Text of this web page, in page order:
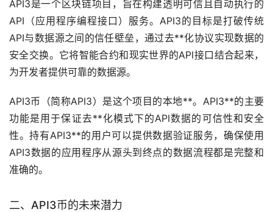
API3是一个区块链项目，旨在构建透明可信且自动执行的
API（应用程序编程接口）服务。API3的目标是打破传统
API与数据源之间的信任壁垒，通过去**化协议实现数据的
安全交换。它将智能合约和现实世界的API接口结合起来，
为开发者提供可靠的数据源。
API3币（简称API3）是这个项目的本地**。API3**的主要
功能是用于保证去**化模式下的API数据的可信性和安全
性。持有API3**的用户可以提供数据验证服务，确保使用
API3数据的应用程序从源头到终点的数据流程都是完整和
准确的。
二、API3币的未来潜力